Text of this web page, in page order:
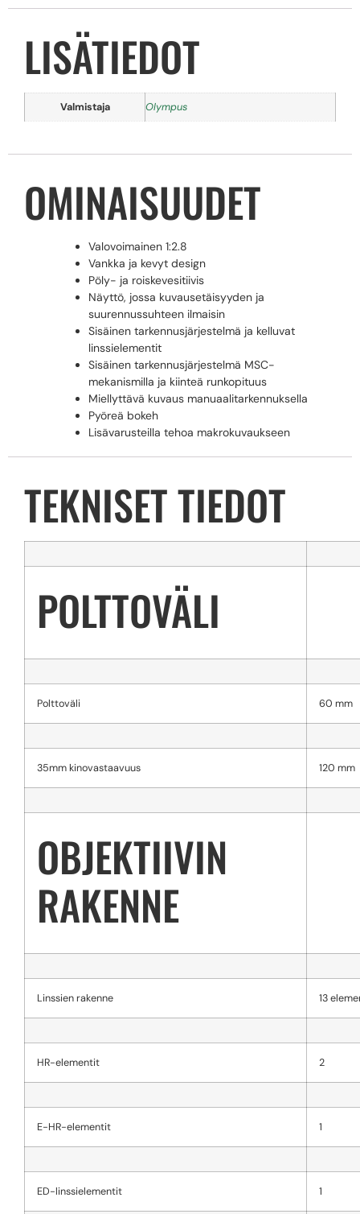
LISÄTIEDOT
Valmistaja Olympus
OMINAISUUDET
Valovoimainen 1:2.8
Vankka ja kevyt design
Pöly- ja roiskevesitiivis
Näyttö, jossa kuvausetäisyyden ja
suurennussuhteen ilmaisin
Sisäinen tarkennusjärjestelmä ja kelluvat
linssielementit
Sisäinen tarkennusjärjestelmä MSC-
mekanismilla ja kiinteä runkopituus
Miellyttävä kuvaus manuaalitarkennuksella
Pyöreä bokeh
Lisävarusteilla tehoa makrokuvaukseen
TEKNISET TIEDOT
POLTTOVÄLI
Polttoväli 60 mm
35mm kinovastaavuus 120 mm
OBJEKTIIVIN
RAKENNE
Linssien rakenne 13
HR-elementit 2
E-HR-elementit 1
ED-linssielementit 1